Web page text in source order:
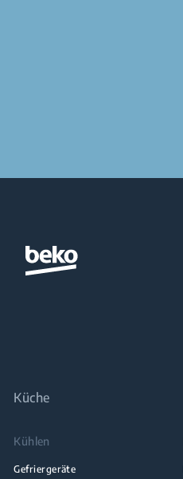
Küche
Kühlen
Gefriergeräte